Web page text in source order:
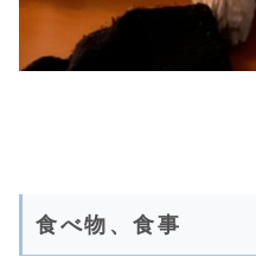
食べ物、食事